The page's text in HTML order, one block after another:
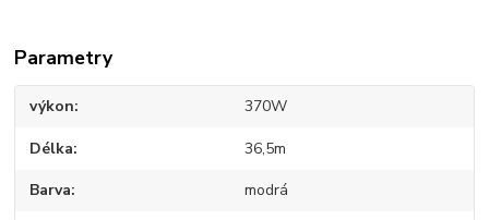
Parametry
výkon 370W
Délka 36,5m
Barva modrá